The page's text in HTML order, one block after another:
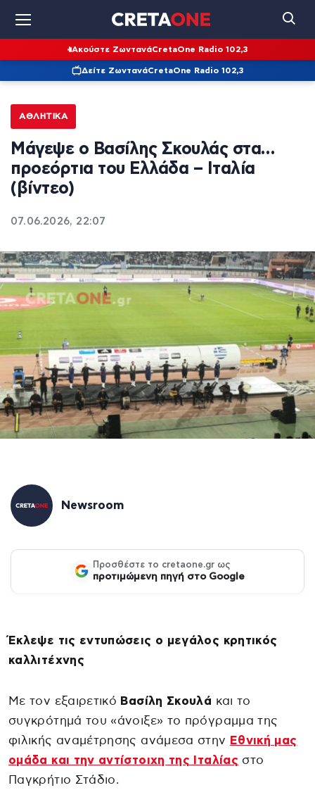
Ακούστε ΖωντανάCretaOne Radio 102,3
Δείτε ΖωντανάCretaOne Radio 102,3
ΑΘΛΗΤΙΚΆ
Μάγεψε ο Βασίλης Σκουλάς στα…
προεόρτια του Ελλάδα – Ιταλία
(βίντεο)
07.06.2026, 22:07
Newsroom
Προσθέστε το cretaone.gr ως
προτιμώμενη πηγή στο Google
Έκλεψε τις εντυπώσεις ο μεγάλος κρητικός
καλλιτέχνης
Με τον εξαιρετικό Βασίλη Σκουλά και το
συγκρότημά του «άνοιξε» το πρόγραμμα της
φιλικής αναμέτρησης ανάμεσα στην Εθνική μας
ομάδα και την αντίστοιχη της Ιταλίαςστο
Παγκρήτιο Στάδιο.